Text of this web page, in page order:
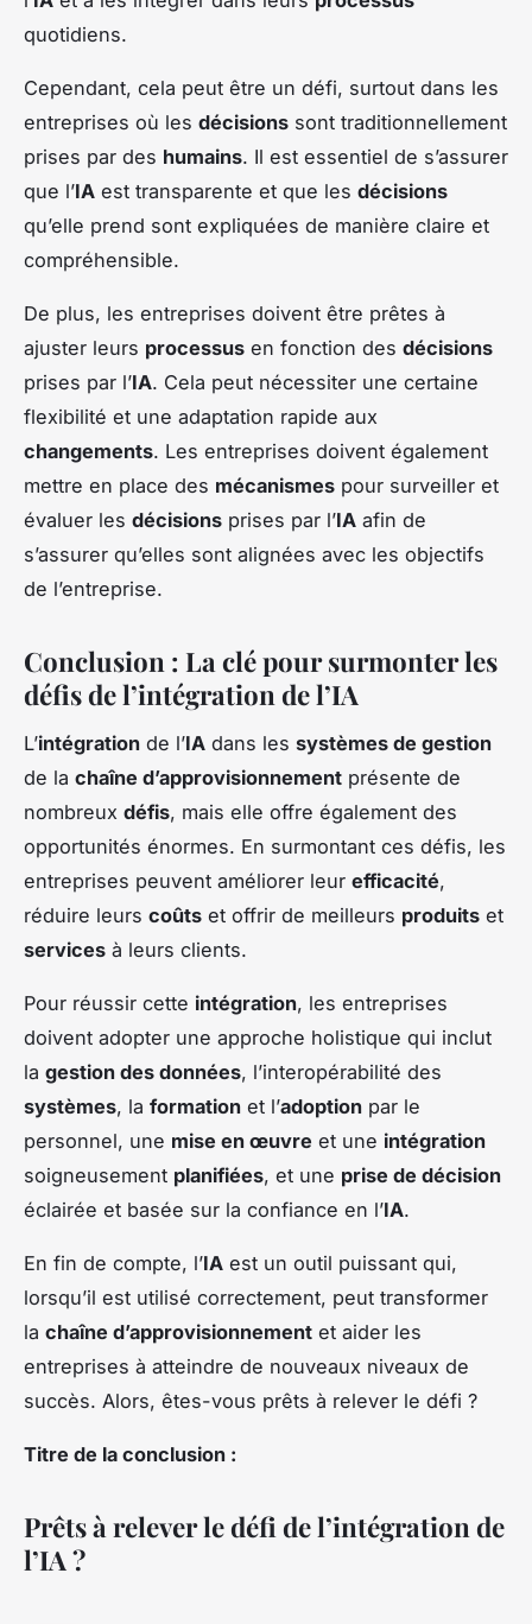
quotidiens.
Cependant, cela peut être un défi, surtout dans les
entreprises où les décisions sont traditionnellement
prises par des humains. Il est essentiel de s’assurer
que l’IA est transparente et que les décisions
qu’elle prend sont expliquées de manière claire et
compréhensible.
De plus, les entreprises doivent être prêtes à
ajuster leurs processus en fonction des décisions
prises par l’IA. Cela peut nécessiter une certaine
flexibilité et une adaptation rapide aux
changements. Les entreprises doivent également
mettre en place des mécanismes pour surveiller et
évaluer les décisions prises par l’IA afin de
s’assurer qu’elles sont alignées avec les objectifs
de l’entreprise.
Conclusion : La clé pour surmonter les
défis de l’intégration de l’IA
L’intégration de l’IA dans les systèmes de gestion
de la chaîne d’approvisionnement présente de
nombreux défis, mais elle offre également des
opportunités énormes. En surmontant ces défis, les
entreprises peuvent améliorer leur efficacité,
réduire leurs coûts et offrir de meilleurs produits et
services à leurs clients.
Pour réussir cette intégration, les entreprises
doivent adopter une approche holistique qui inclut
la gestion des données, l’interopérabilité des
systèmes, la formation et l’adoption par le
personnel, une mise en œuvre et une intégration
soigneusement planifiées, et une prise de décision
éclairée et basée sur la confiance en l’IA.
En fin de compte, l’IA est un outil puissant qui,
lorsqu’il est utilisé correctement, peut transformer
la chaîne d’approvisionnement et aider les
entreprises à atteindre de nouveaux niveaux de
succès. Alors, êtes-vous prêts à relever le défi ?
Titre de la conclusion :
Prêts à relever le défi de l’intégration de
l’IA ?